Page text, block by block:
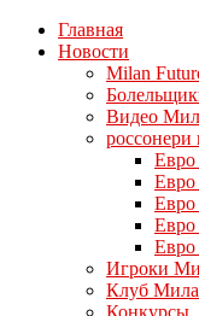
Главная
Новости
Milan
Видео
россонери
Евро
Евро
Евро
Евро
Евро
Игроки
Клуб
Конкурсы